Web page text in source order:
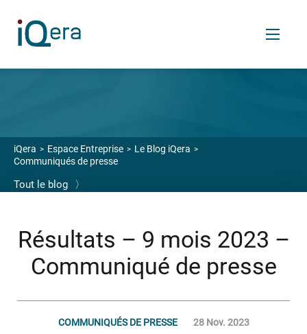
Services
VOS ENJEUX
Transférer votre back et middle-office finance
OUTILS SAAS
Logiciels de relance et recouvrement
iQera Espace Entreprise
Le Blog iQera
Communiqués de presse
Tout le blog 〉
Résultats – 9 mois 2023 –
Communiqué de presse
COMMUNIQUÉS DE PRESSE 28 Nov. 2023